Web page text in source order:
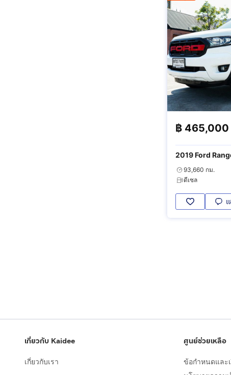
฿ 465,000
2019 Ford
93,660 กม.
ดีเซล
เกี่ยวกับ Kaidee
เกี่ยวกับเรา
ศูนย์ช่วยเหลือ
ข้อกำหนดและ